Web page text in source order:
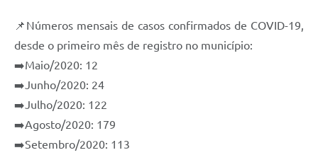
📌Números mensais de casos confirmados de COVID-19,
desde o primeiro mês de registro no município:
➡️Maio/2020: 12
➡️Junho/2020: 24
➡️Julho/2020: 122
➡️Agosto/2020: 179
➡️Setembro/2020: 113